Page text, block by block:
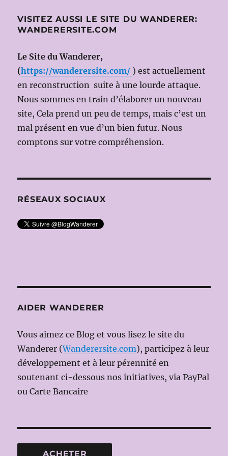
Ms
VISITEZ AUSSI LE SITE DU WANDERER:
WANDERERSITE.COM
Le Site du Wanderer,
(https://wanderersite.com/ ) est actuellement
en reconstruction suite à une lourde attaque.
Nous sommes en train d’élaborer un nouveau
site, Cela prend un peu de temps, mais c’est un
mal présent en vue d’un bien futur. Nous
comptons sur votre compréhension.
RÉSEAUX SOCIAUX
AIDER WANDERER
Vous aimez ce Blog et vous lisez le site du
Wanderer (Wanderersite.com), participez à leur
développement et à leur pérennité en
soutenant ci-dessous nos initiatives, via PayPal
ou Carte Bancaire